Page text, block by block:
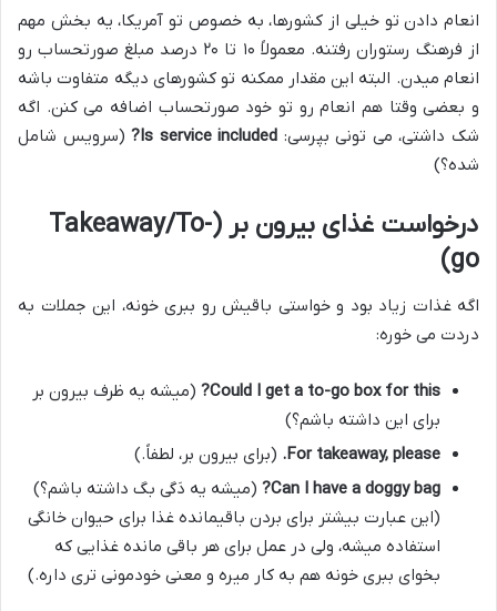
انعام دادن تو خیلی از کشورها، به خصوص تو آمریکا، یه بخش مهم
از فرهنگ رستوران رفتنه. معمولاً ۱۰ تا ۲۰ درصد مبلغ صورتحساب رو
انعام میدن. البته این مقدار ممکنه تو کشورهای دیگه متفاوت باشه
و بعضی وقتا هم انعام رو تو خود صورتحساب اضافه می کنن. اگه
شک داشتی، می تونی بپرسی: Is service included? (سرویس شامل
شده؟)
درخواست غذای بیرون بر (Takeaway/To-
go)
اگه غذات زیاد بود و خواستی باقیش رو ببری خونه، این جملات به
دردت می خوره:
Could I get a to-go box for this?
(میشه یه ظرف بیرون بر
برای این داشته باشم؟)
For takeaway, please. (برای بیرون بر، لطفاً.)
Can I have a doggy bag?
(میشه یه دَگی بگ داشته باشم؟)
(این عبارت بیشتر برای بردن باقیمانده غذا برای حیوان خانگی
استفاده میشه، ولی در عمل برای هر باقی مانده غذایی که
بخوای ببری خونه هم به کار میره و معنی خودمونی تری داره.)